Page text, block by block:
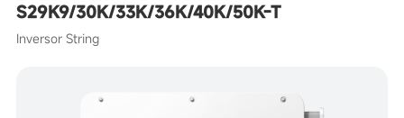
S29K9/30K/33K/36K/40K/50K-T
Inversor String